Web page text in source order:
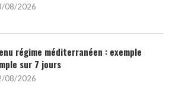
08/2026
régime méditerranéen : exemple
sur 7 jours
08/2026